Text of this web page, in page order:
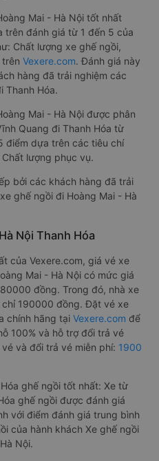
Mai - Hà Nội tốt nhất
đánh giá từ 1 đến 5 của
Chất lượng xe ghế ngồi,
Vexere.com. Đánh giá này
hàng đã trải nghiệm các
Thanh Hóa.
Mai - Hà Nội được phân
Quang đi Thanh Hóa từ
điểm dựa trên các tiêu chí
lượng phục vụ.
bởi các khách hàng đã trải
ghế ngồi đi Hoàng Mai - Hà
Nội Thanh Hóa
của Vexere.com, giá vé xe
Mai - Hà Nội có mức giá
đồng. Trong đó, nhà xe
190000 đồng. Đặt vé xe
chính hãng tại Vexere.com để
100% và hỗ trợ đổi trả vé
và đổi trả vé miễn phí: 1900
ghế ngồi tốt nhất: Xe từ
ghế ngồi được đánh giá
với điểm đánh giá trung bình
của hành khách Xe ghế ngồi
Nội.